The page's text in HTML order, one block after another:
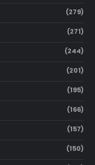
(279)
(271)
(244)
(201)
(195)
(166)
(157)
(150)